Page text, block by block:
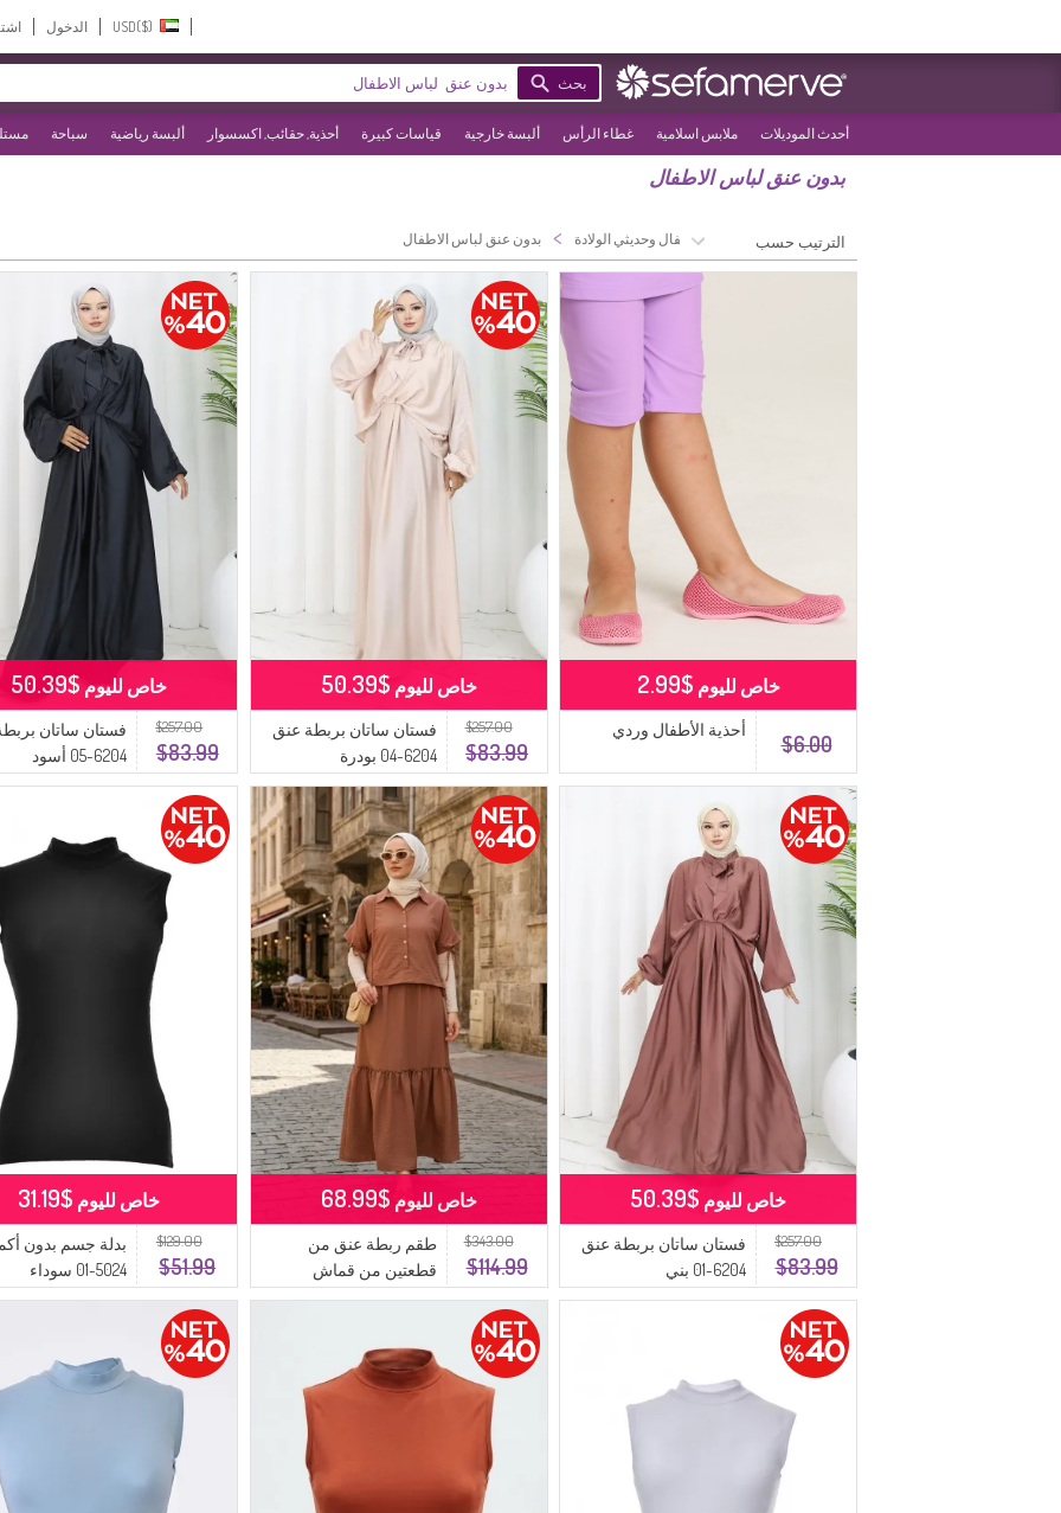
الدخول
بحث
أحدث الموديلات ملابس اسلامية غطاء الرأس ألبسة خارجية قياسات كبيرة أحذية, حقائب, اكسسوار ألبسة رياضية سباحة
بدون عنق لباس الاطفال
الصفحة الرئيسية الأطفال وحديثي الولادة > بدون عنق لباس الاطفال
$6.00
أحذية الأطفال وردي
خاص لليوم $2.99
$257.00
$83.99
فستان ساتان بربطة عنق
6204-04 بودرة
خاص لليوم $50.39
$257.00
$83.99
فستان ساتان
6204-05 أسود
خاص لليوم $50.39
$257.00
$83.99
فستان ساتان بربطة عنق
6204-01 بني
خاص لليوم $50.39
$343.00
$114.99
طقم ربطة عنق من
قطعتين من قماش
أيروبين 0258-01
خاص لليوم $68.99
$129.00
$51.99
بدلة جسم بدون
5024-01 سوداء
خاص لليوم $31.19